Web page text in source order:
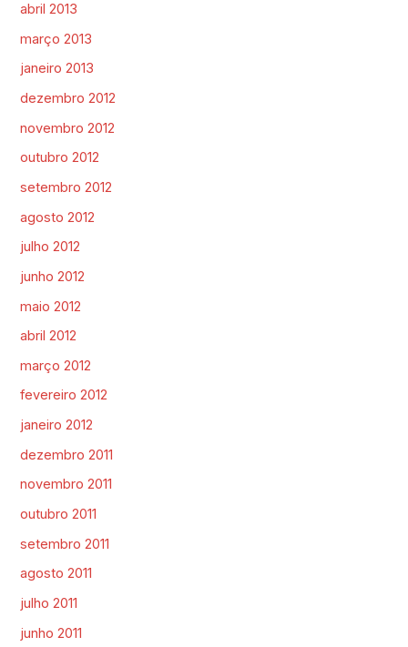
abril 2013
março 2013
janeiro 2013
dezembro 2012
novembro 2012
outubro 2012
setembro 2012
agosto 2012
julho 2012
junho 2012
maio 2012
abril 2012
março 2012
fevereiro 2012
janeiro 2012
dezembro 2011
novembro 2011
outubro 2011
setembro 2011
agosto 2011
julho 2011
junho 2011